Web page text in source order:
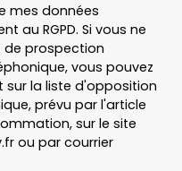
mes données
au RGPD. Si vous ne
de prospection
vous pouvez
sur la liste d'opposition
prévu par l'article
sur le site
ou par courrier